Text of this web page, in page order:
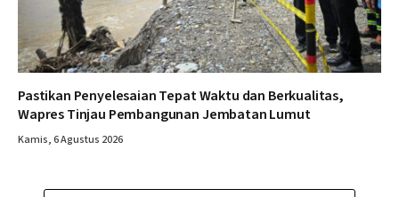
Pastikan Penyelesaian Tepat Waktu dan Berkualitas,
Wapres Tinjau Pembangunan Jembatan Lumut
Kamis, 6 Agustus 2026